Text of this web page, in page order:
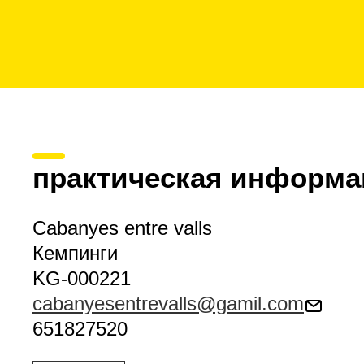
практическая
Cabanyes entre valls
Кемпинги
KG-000221
cabanyesentrevalls@gamil.com
651827520